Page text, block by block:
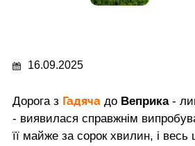
16.09.2025
Дорога з Гадяча до Веприка-
- виявилася справжнім
її майже за сорок хвилин, і весь